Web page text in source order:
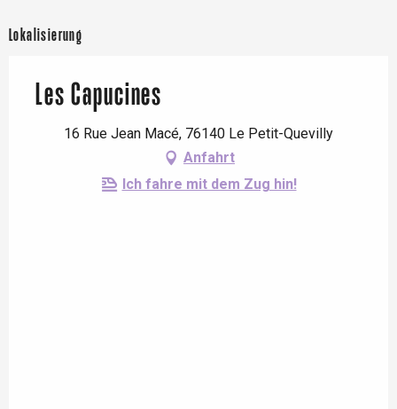
Lokalisierung
Les Capucines
16 Rue Jean Macé, 76140 Le Petit-Quevilly
Anfahrt
Ich fahre mit dem Zug hin!